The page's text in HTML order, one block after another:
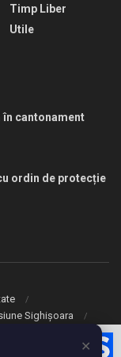
Timp Liber
Utile
cantonament
ordin de protecție
Sighișoara
✕